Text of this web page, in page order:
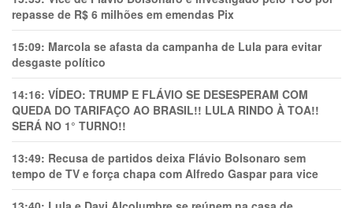
repasse de R$ 6 milhões em emendas Pix
15:09: Marcola se afasta da campanha de Lula para evitar
desgaste político
14:16: VÍDEO: TRUMP E FLÁVIO SE DESESPERAM COM
QUEDA DO TARIFAÇO AO BRASIL!! LULA RINDO À TOA!!
SERÁ NO 1° TURNO!!
13:49: Recusa de partidos deixa Flávio Bolsonaro sem
tempo de TV e força chapa com Alfredo Gaspar para vice